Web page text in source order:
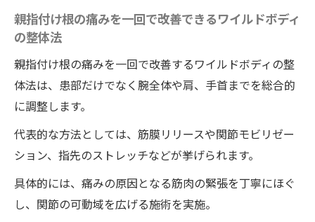
親指付け根の痛みを一回で改善できるワイルドボディ
の整体法
親指付け根の痛みを一回で改善するワイルドボディの整
体法は、患部だけでなく腕全体や肩、手首までを総合的
に調整します。
代表的な方法としては、筋膜リリースや関節モビリゼー
ション、指先のストレッチなどが挙げられます。
具体的には、痛みの原因となる筋肉の緊張を丁寧にほぐ
し、関節の可動域を広げる施術を実施。